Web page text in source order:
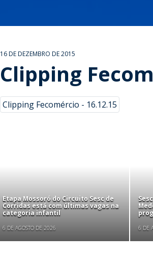
16 DE DEZEMBRO DE 2015
Clipping
Clipping Fecomércio - 16.12.15
Etapa Mossoró do Circuito Sesc de
Corridas está com últimas vagas na
categoria infantil
6 DE AGOSTO DE 2026 6 DE